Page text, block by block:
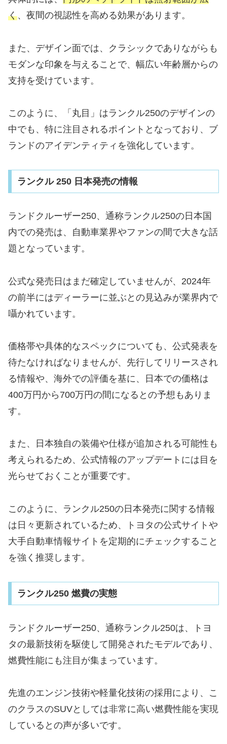
く、夜間の視認性を高める効果があります。
また、デザイン面では、クラシックでありながらも
モダンな印象を与えることで、幅広い年齢層からの
支持を受けています。
このように、「丸目」はランクル250のデザインの
中でも、特に注目されるポイントとなっており、ブ
ランドのアイデンティティを強化しています。
ランクル 250 日本発売の情報
ランドクルーザー250、通称ランクル250の日本国
内での発売は、自動車業界やファンの間で大きな話
題となっています。
公式な発売日はまだ確定していませんが、2024年
の前半にはディーラーに並ぶとの見込みが業界内で
囁かれています。
価格帯や具体的なスペックについても、公式発表を
待たなければなりませんが、先行してリリースされ
る情報や、海外での評価を基に、日本での価格は
400万円から700万円の間になるとの予想もありま
す。
また、日本独自の装備や仕様が追加される可能性も
考えられるため、公式情報のアップデートには目を
光らせておくことが重要です。
このように、ランクル250の日本発売に関する情報
は日々更新されているため、トヨタの公式サイトや
大手自動車情報サイトを定期的にチェックすること
を強く推奨します。
ランクル250 燃費の実態
ランドクルーザー250、通称ランクル250は、トヨ
タの最新技術を駆使して開発されたモデルであり、
燃費性能にも注目が集まっています。
先進のエンジン技術や軽量化技術の採用により、こ
のクラスのSUVとしては非常に高い燃費性能を実現
しているとの声が多いです。